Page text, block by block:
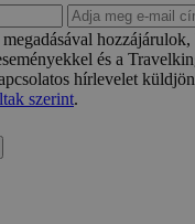
és a
hírlevelet
szerint.